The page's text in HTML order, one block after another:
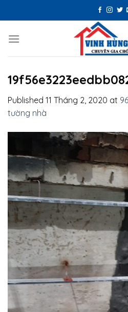
to
Published 11 Tháng 2, 2020 at
tường nhà